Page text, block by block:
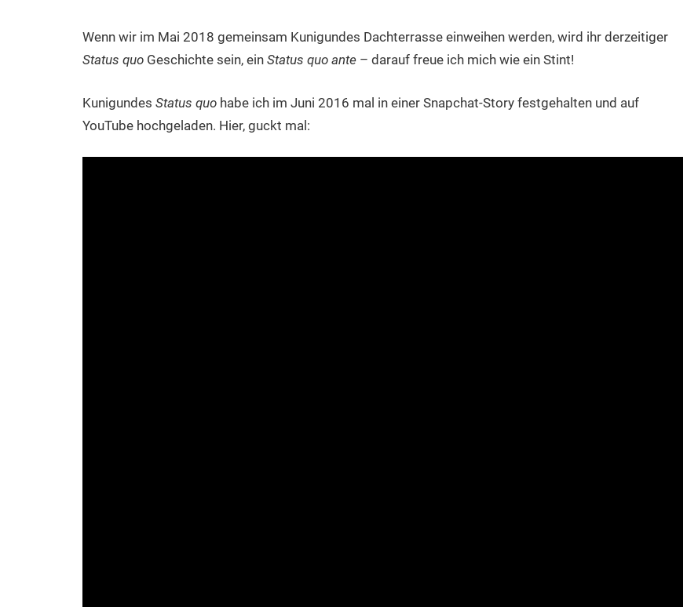
Dani
Wenn wir im Mai 2018 gemeinsam Kunigundes Dachterrasse einweihen werden, wird ihr derzeitiger
Status quoGeschichte sein, ein Status quo ante – darauf freue ich mich wie ein Stint!
Kunigundes Status quohabe ich im Juni 2016 mal in einer Snapchat-Story festgehalten und auf
YouTube hochgeladen. Hier, guckt mal: